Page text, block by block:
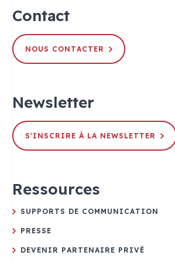
Contact
NOUS CONTACTER
Newsletter
S'INSCRIRE À LA NEWSLETTER
Ressources
SUPPORTS DE COMMUNICATION
PRESSE
DEVENIR PARTENAIRE PRIVÉ